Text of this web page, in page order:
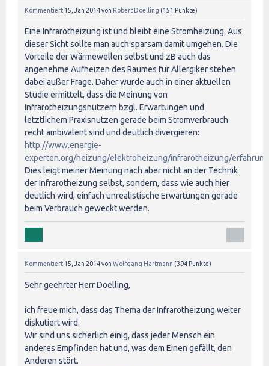
Kommentiert 15, Jan 2014von Robert Doelling (151 Punkte)
Eine Infrarotheizung ist und bleibt eine Stromheizung. Aus
dieser Sicht sollte man auch sparsam damit umgehen. Die
Vorteile der Wärmewellen selbst und zB auch das
angenehme Aufheizen des Raumes für Allergiker stehen
dabei außer Frage. Daher wurde auch in einer aktuellen
Studie ermittelt, dass die Meinung von
Infrarotheizungsnutzern bzgl. Erwartungen und
letztlichem Praxisnutzen gerade beim Stromverbrauch
recht ambivalent sind und deutlich divergieren:
http://www.energie-
experten.org/heizung/elektroheizung/infrarotheizung/
Dies leigt meiner Meinung nach aber nicht an der Technik
der Infrarotheizung selbst, sondern, dass wie auch hier
deutlich wird, einfach unrealistische Erwartungen gerade
beim Verbrauch geweckt werden.
Kommentiert 15, Jan 2014von Wolfgang Hartmann (394 Punkte)
Sehr geehrter Herr Doelling,
ich freue mich, dass das Thema der Infrarotheizung weiter
diskutiert wird.
Wir sind uns sicherlich einig, dass jeder Mensch ein
anderes Empfinden hat und, was dem Einen gefällt, den
Anderen stört.